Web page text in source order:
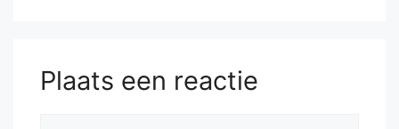
Plaats een reactie